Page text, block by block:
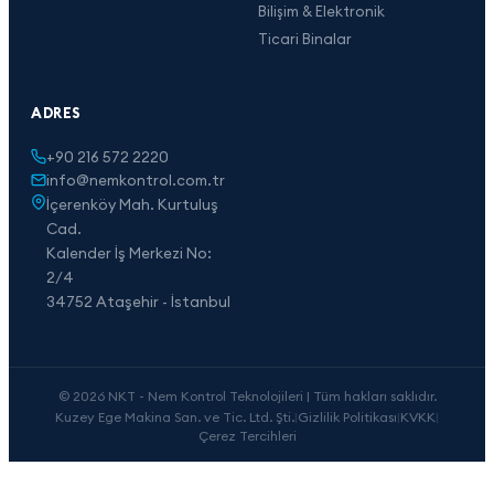
Bilişim & Elektronik
Ticari Binalar
ADRES
+90 216 572 2220
info@nemkontrol.com.tr
İçerenköy Mah. Kurtuluş
Cad.
Kalender İş Merkezi No:
2/4
34752 Ataşehir - İstanbul
© 2026 NKT - Nem Kontrol Teknolojileri | Tüm hakları saklıdır.
Kuzey Ege Makina San. ve Tic. Ltd. Şti.|Gizlilik Politikası|KVKK|
Çerez Tercihleri